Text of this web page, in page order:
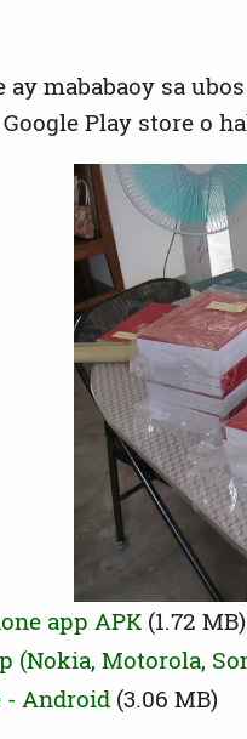
ay mababaoy sa
Play store o
app APK (1.72 MB)
(Nokia, Motorola,
- Android (3.06 MB)